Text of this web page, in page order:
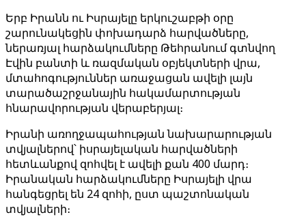
Երբ Իրանն ու Իսրայելը երկուշաբթի օրը
շարունակեցին փոխադարձ հարվածները,
ներառյալ հարձակումները Թեհրանում գտնվող
Էվին բանտի և ռազմական օբյեկտների վրա,
մտահոգություններ առաջացան ավելի լայն
տարածաշրջանային հակամարտության
հնարավորության վերաբերյալ։
Իրանի առողջապահության նախարարության
տվյալներով՝ իսրայելական հարվածների
հետևանքով զոհվել է ավելի քան 400 մարդ։
Իրանական հարձակումները Իսրայելի վրա
հանգեցրել են 24 զոհի, ըստ պաշտոնական
տվյալների։